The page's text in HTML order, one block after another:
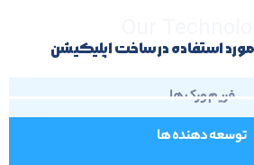
استفاده در ساخت اپلیکیشن
فریم ورک ها
توسعه دهنده ها